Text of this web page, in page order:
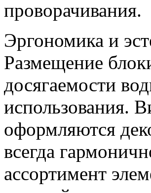
проворачивания.
Эргономика и
Размещение
досягаемости
использования.
оформляются
всегда
ассортимент